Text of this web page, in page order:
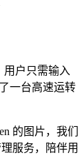
用户只需输入
一台高速运转
的图片，我们
服务，陪伴用